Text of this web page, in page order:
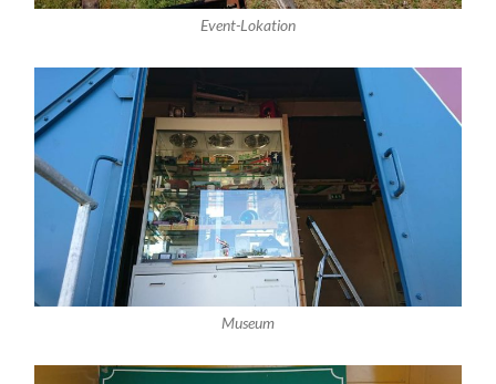
Event-Lokation
Museum